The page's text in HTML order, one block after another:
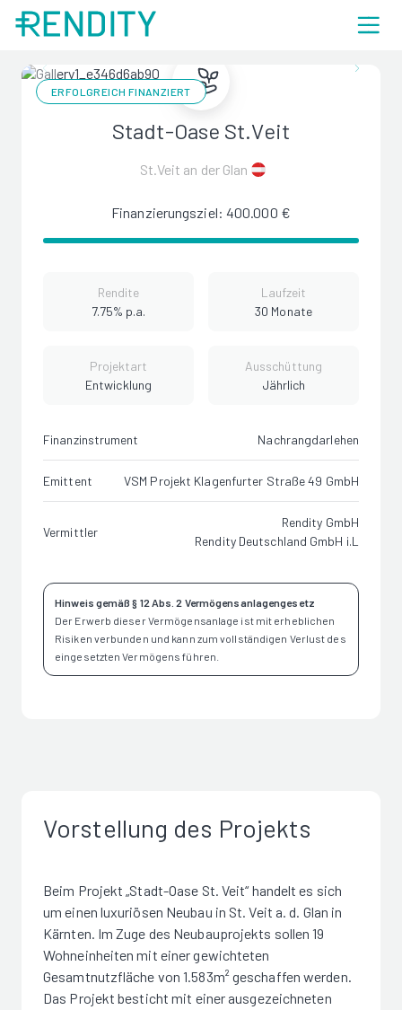
ERFOLGREICH FINANZIERT
Stadt-Oase St.Veit
St.Veit an der Glan
Finanzierungsziel: 400.000 €
Rendite
7.75% p.a.
Laufzeit
30 Monate
Projektart
Entwicklung
Ausschüttung
Jährlich
Finanzinstrument Nachrangdarlehen
Emittent VSM Projekt Klagenfurter Straße 49 GmbH
Vermittler
Rendity GmbH
Rendity Deutschland GmbH i.L
Hinweis gemäß § 12 Abs. 2 Vermögensanlagengesetz
Der Erwerb dieser Vermögensanlage ist mit erheblichen
Risiken verbunden und kann zum vollständigen Verlust des
eingesetzten Vermögens führen.
Vorstellung des Projekts
Beim Projekt „Stadt-Oase St. Veit“ handelt es sich
um einen luxuriösen Neubau in St. Veit a. d. Glan in
Kärnten. Im Zuge des Neubauprojekts sollen 19
Wohneinheiten mit einer gewichteten
Gesamtnutzfläche von 1.583m² geschaffen werden.
Das Projekt besticht mit einer ausgezeichneten